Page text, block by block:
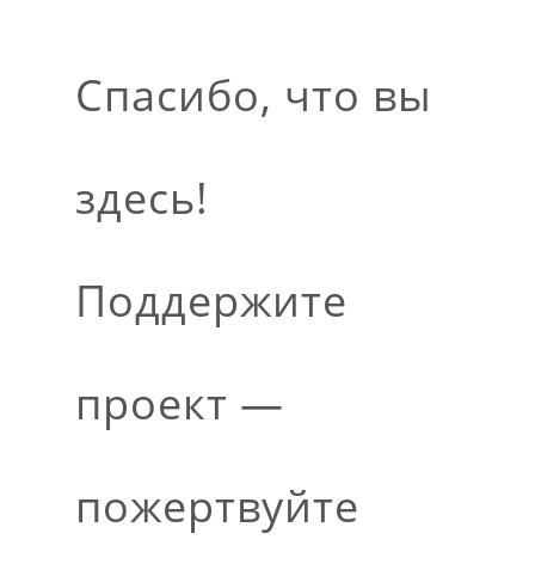
Спасибо, что вы
здесь!
Поддержите
проект —
пожертвуйте